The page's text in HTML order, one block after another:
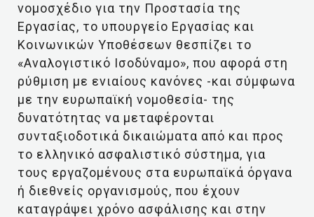
νομοσχέδιο για την Προστασία της
Εργασίας, το υπουργείο Εργασίας και
Κοινωνικών Υποθέσεων θεσπίζει το
«Αναλογιστικό Ισοδύναμο», που αφορά στη
ρύθμιση με ενιαίους κανόνες -και σύμφωνα
με την ευρωπαϊκή νομοθεσία- της
δυνατότητας να μεταφέρονται
συνταξιοδοτικά δικαιώματα από και προς
το ελληνικό ασφαλιστικό σύστημα, για
τους εργαζομένους στα ευρωπαϊκά όργανα
ή διεθνείς οργανισμούς, που έχουν
καταγράψει χρόνο ασφάλισης και στην